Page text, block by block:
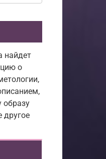
выгорание в
где
найдет
о
образу
другое